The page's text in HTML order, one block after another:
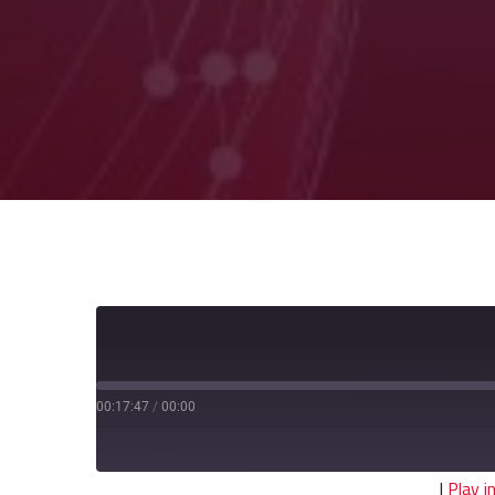
00:00
/
00:17:47
| Play